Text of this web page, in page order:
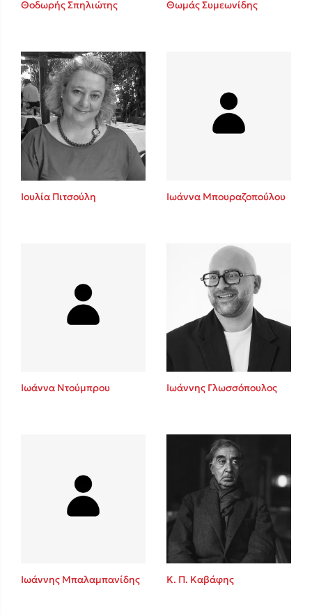
Sebastian Fitzek
Playlist
Ιωάννης Γλωσσόπουλος
Ένας γίγαντας στο σχολείο
Δανάη Δεληγεώργη
Θοδωρής Σπηλιώτης Θωμάς Συμεωνίδης
Ιουλία Πιτσούλη Ιωάννα Μπουραζοπούλου
Ιωάννα Ντούμπρου Ιωάννης Γλωσσόπουλος
Ιωάννης Μπαλαμπανίδης Κ. Π. Καβάφης